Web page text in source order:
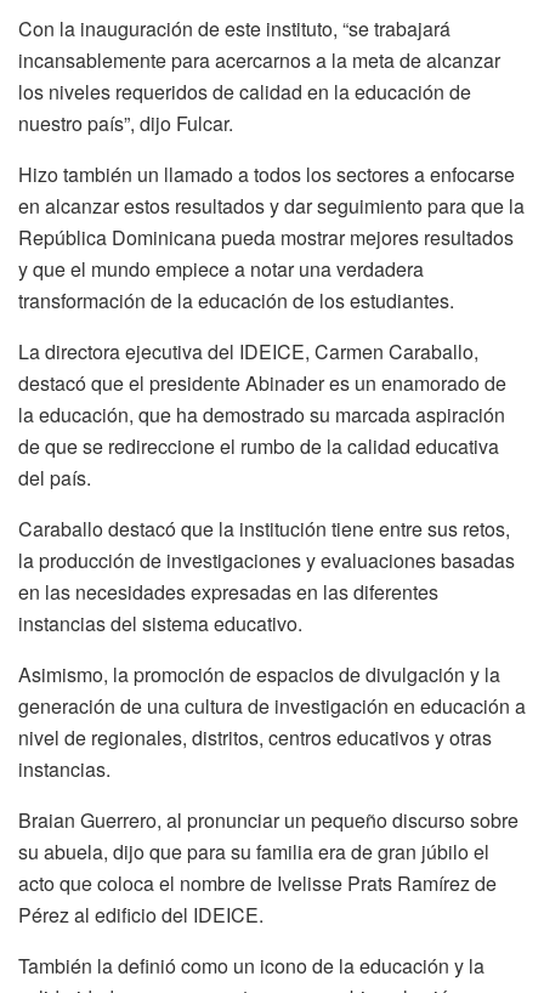
Con la inauguración de este instituto, “se trabajará
incansablemente para acercarnos a la meta de alcanzar
los niveles requeridos de calidad en la educación de
nuestro país”, dijo Fulcar.
Hizo también un llamado a todos los sectores a enfocarse
en alcanzar estos resultados y dar seguimiento para que la
República Dominicana pueda mostrar mejores resultados
y que el mundo empiece a notar una verdadera
transformación de la educación de los estudiantes.
La directora ejecutiva del IDEICE, Carmen Caraballo,
destacó que el presidente Abinader es un enamorado de
la educación, que ha demostrado su marcada aspiración
de que se redireccione el rumbo de la calidad educativa
del país.
Caraballo destacó que la institución tiene entre sus retos,
la producción de investigaciones y evaluaciones basadas
en las necesidades expresadas en las diferentes
instancias del sistema educativo.
Asimismo, la promoción de espacios de divulgación y la
generación de una cultura de investigación en educación a
nivel de regionales, distritos, centros educativos y otras
instancias.
Braian Guerrero, al pronunciar un pequeño discurso sobre
su abuela, dijo que para su familia era de gran júbilo el
acto que coloca el nombre de Ivelisse Prats Ramírez de
Pérez al edificio del IDEICE.
También la definió como un icono de la educación y la